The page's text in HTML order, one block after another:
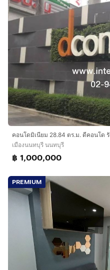
เมืองนนทบุรี นนทบุรี
฿ 1,000,000
PREMIUM